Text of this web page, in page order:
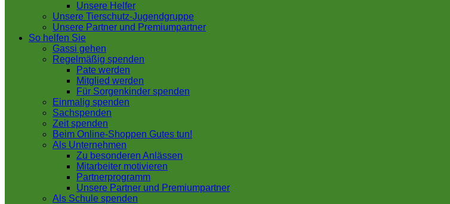
Unsere Helfer
Unsere Tierschutz-Jugendgruppe
Unsere Partner und Premiumpartner
So helfen Sie
Gassi gehen
Regelmäßig spenden
Pate werden
Mitglied werden
Für Sorgenkinder spenden
Einmalig spenden
Sachspenden
Zeit spenden
Beim Online-Shoppen Gutes tun!
Als Unternehmen
Zu besonderen Anlässen
Mitarbeiter motivieren
Partnerprogramm
Unsere Partner und Premiumpartner
Als Schule spenden